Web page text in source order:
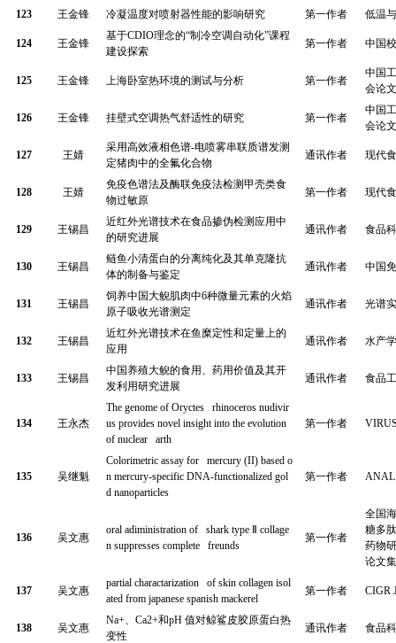
123
王金锋 冷凝温度对喷射器性能的影响研究 第一作者 低温
124 王金锋
基于CDIO理念的“制冷空调自动化”课程
建设探索
第一作者 中国
125 王金锋 上海卧室热环境的测试与分析 第一作者
中国
会论
126 王金锋 挂壁式空调热气舒适性的研究 第一作者
中国
会论
127 王婧
采用高效液相色谱-电喷雾串联质谱发测
定猪肉中的全氟化合物
通讯作者 现代
128 王婧
免疫色谱法及酶联免疫法检测甲壳类食
物过敏原
第一作者 现代
129 王锡昌
近红外光谱技术在食品掺伪检测应用中
的研究进展
通讯作者 食品
130 王锡昌
鲢鱼小清蛋白的分离纯化及其单克隆抗
体的制备与鉴定
通讯作者 中国
131 王锡昌
饲养中国大鲵肌肉中6种微量元素的火焰
原子吸收光谱测定
通讯作者 光谱
132 王锡昌
近红外光谱技术在鱼糜定性和定量上的
应用
通讯作者 水产
133 王锡昌
中国养殖大鲵的食用、药用价值及其开
发利用研究进展
通讯作者 食品
134 王永杰
The genome of Oryctes rhinoceros nudivir
us provides novel insight into the evolution
of nuclear arth
第一作者
135 吴继魁
Colorimetric assay for mercury (II) based o
n mercury-specific DNA-functionalized gol
d nanoparticles
第一作者 ANAL
136 吴文惠
oral adiministration of shark type
collage
n suppresses complete freunds
第一作者
全国
糖多
药物
论文集
137 吴文惠
partial charactarization of skin collagen isol
ated from japanese spanish mackerel
第一作者 CIGR
138 吴文惠
Na+、 Ca2+和pH 值对鲸鲨皮胶原蛋白热
变性
通讯作者 食品